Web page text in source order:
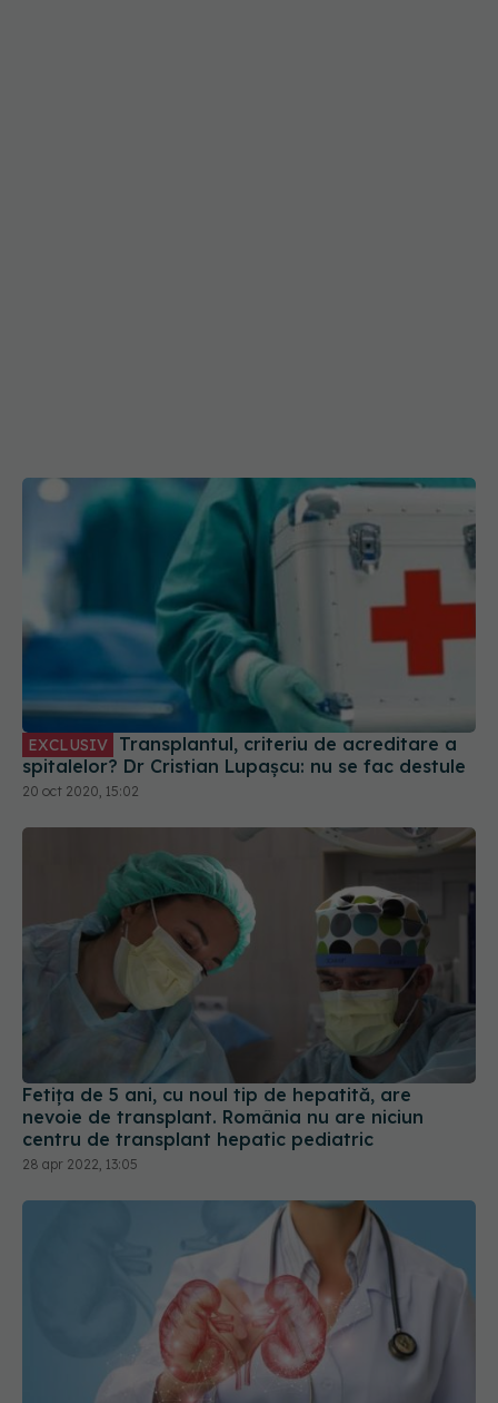
EXCLUSIV
spitalelor? Dr Cristian Lupașcu: nu se fac destule
20 oct 2020, 15:02
Fetița de 5 ani, cu noul tip de hepatită, are
nevoie de transplant. România nu are niciun
centru de transplant hepatic pediatric
28 apr 2022, 13:05